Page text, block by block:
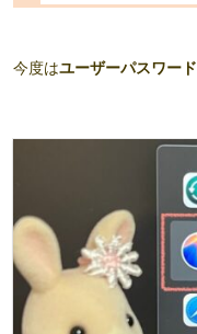
今度はユーザーパスワード